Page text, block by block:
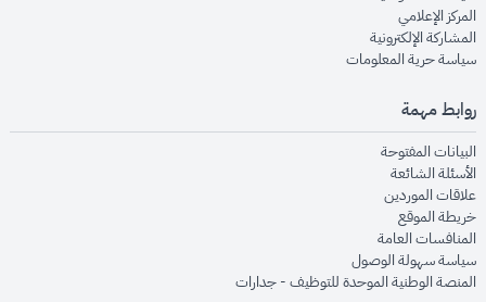
المركز الإعلاميopens in new window
المشاركة الإلكترونيةopens in new window
سياسة حرية المعلوماتopens in new window
روابط مهمة
البيانات المفتوحةopens in new window
الأسئلة الشائعةopens in new window
علاقات الموردينopens in new window
خريطة الموقعopens in new window
المنافسات العامةopens in new window
سياسة سهولة الوصولopens in new window
المنصة الوطنية الموحدة للتوظيف - جداراتopens in new window